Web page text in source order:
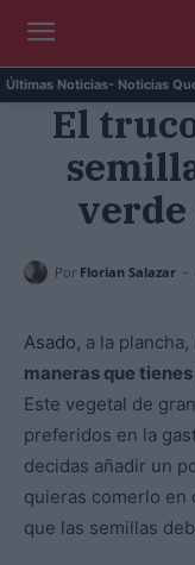
Últimas Noticias- Noticias
Kit Connor será
El
verde
Por Florian Salazar -
Asado, a la
maneras que
Este vegetal de
preferidos en la
decidas añadir un
quieras comerlo en
que las semillas